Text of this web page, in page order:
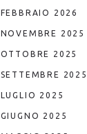
FEBBRAIO 2026
NOVEMBRE 2025
OTTOBRE 2025
SETTEMBRE 2025
LUGLIO 2025
GIUGNO 2025